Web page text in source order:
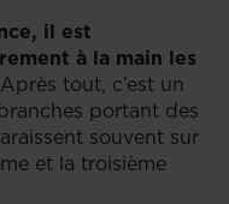
il est
à la main les
tout, c’est un
portant des
souvent sur
et la troisième